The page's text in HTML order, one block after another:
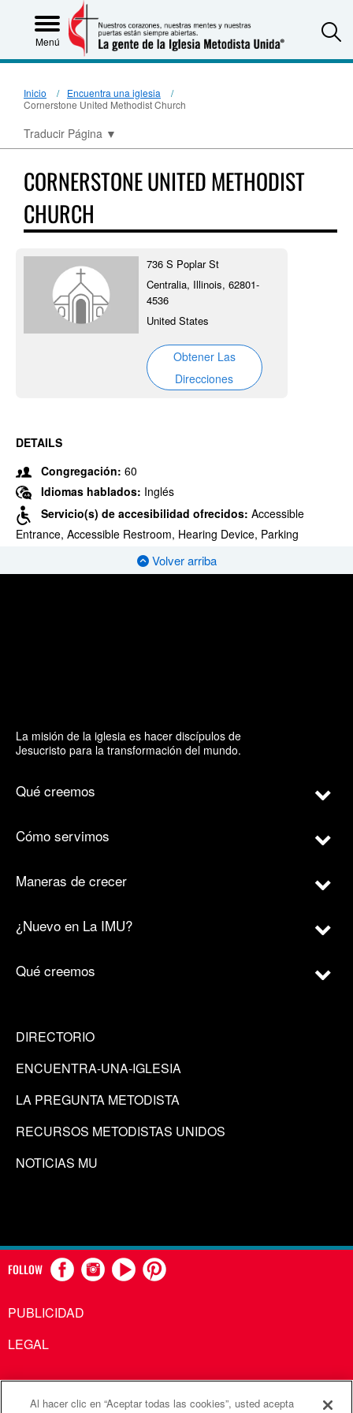
Menú
Inicio
Encuentra una iglesia
Cornerstone United Methodist Church
Traducir Página ▼
CORNERSTONE UNITED METHODIST
CHURCH
736 S Poplar St
Centralia, Illinois, 62801-
4536
United States
Obtener Las
Direcciones
DETAILS
Congregación: 60
Idiomas hablados: Inglés
Servicio(s) de accesibilidad ofrecidos: Accessible
Entrance, Accessible Restroom, Hearing Device, Parking
Volver arriba
La misión de la iglesia es hacer discípulos de
Jesucristo para la transformación del mundo.
Qué creemos
Cómo servimos
Maneras de crecer
¿Nuevo en La IMU?
Qué creemos
DIRECTORIO
ENCUENTRA-UNA-IGLESIA
LA PREGUNTA METODISTA
RECURSOS METODISTAS UNIDOS
NOTICIAS MU
FOLLOW
PUBLICIDAD
LEGAL
Al hacer clic en “Aceptar todas las cookies”, usted acepta